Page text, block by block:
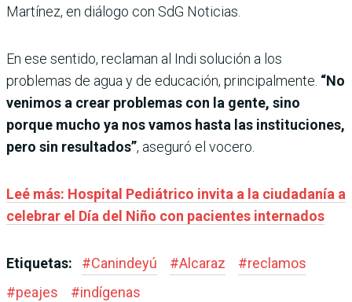
Martínez, en diálogo con SdG Noticias.
En ese sentido, reclaman al Indi solución a los
problemas de agua y de educación, principalmente. “No
venimos a crear problemas con la gente, sino
porque mucho ya nos vamos hasta las instituciones,
pero sin resultados”, aseguró el vocero.
Leé más: Hospital Pediátrico invita a la ciudadanía a
celebrar el Día del Niño con pacientes internados
Etiquetas: #Canindeyú #Alcaraz #reclamos
#peajes #indígenas